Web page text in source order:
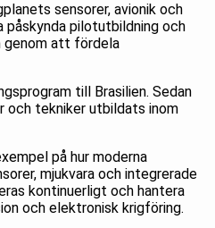
sensorer, avionik och
påskynda pilotutbildning och
genom att fördela
till Brasilien. Sedan
och tekniker utbildats inom
på hur moderna
mjukvara och integrerade
kontinuerligt och hantera
och elektronisk krigföring.